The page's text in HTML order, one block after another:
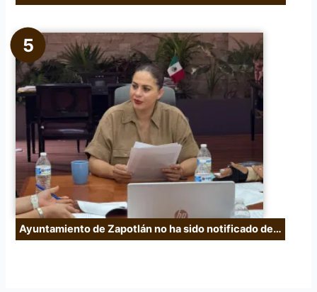
Ayuntamiento de Zapotlán no ha sido notificado de…